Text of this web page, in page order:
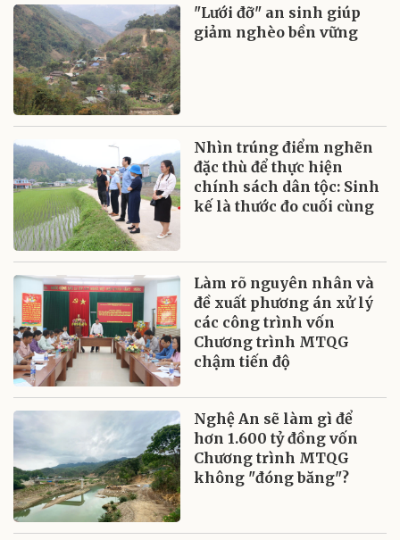
"Lưới đỡ" an sinh giúp
giảm nghèo bền vững
Nhìn trúng điểm nghẽn
đặc thù để thực hiện
chính sách dân tộc: Sinh
kế là thước đo cuối cùng
Làm rõ nguyên nhân và
đề xuất phương án xử lý
các công trình vốn
Chương trình MTQG
chậm tiến độ
Nghệ An sẽ làm gì để
hơn 1.600 tỷ đồng vốn
Chương trình MTQG
không "đóng băng"?